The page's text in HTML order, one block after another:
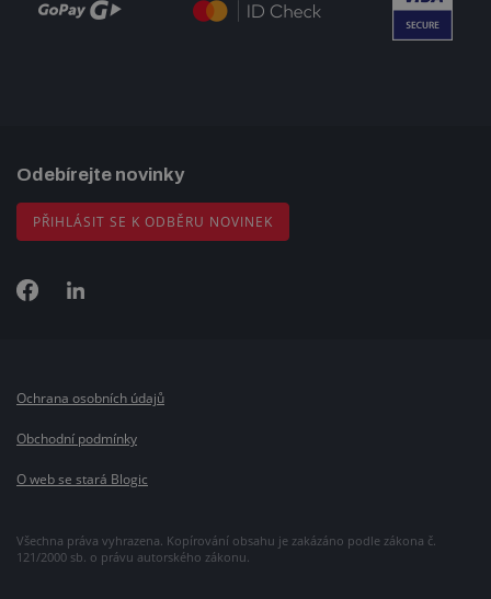
Odebírejte novinky
PŘIHLÁSIT SE K ODBĚRU NOVINEK
Všechna práva vyhrazena. Kopírování obsahu je zakázáno podle zákona č.
121/2000 sb. o právu autorského zákonu.
Ochrana osobních údajů
Obchodní podmínky
O web se stará Blogic